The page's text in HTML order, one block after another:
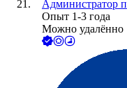
Администратор
Опыт 1-3 года
Можно удалённо